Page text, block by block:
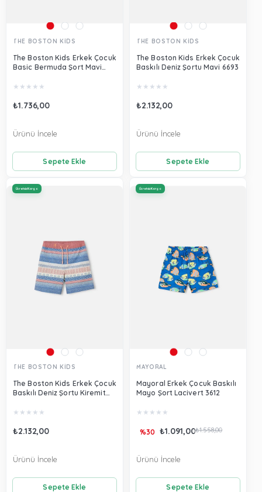
THE BOSTON KİDS
The Boston Kids Erkek Çocuk
Basic Bermuda Şort Mavi
★ ★ ★ ★ ★
₺1.736,00
Sepete Ekle
Ürünü İncele
THE BOSTON KİDS
The Boston Kids Erkek Çocuk
Baskılı Deniz Şortu Mavi 6693
★ ★ ★ ★ ★
₺2.132,00
Sepete Ekle
Ürünü İncele
THE BOSTON KİDS
The Boston Kids Erkek Çocuk
Baskılı Deniz Şortu Kiremit
★ ★ ★ ★ ★
₺2.132,00
Sepete Ekle
Ürünü İncele
Ücretsiz Kargo
MAYORAL
Mayoral Erkek Çocuk Baskılı
Mayo Şort Lacivert 3612
★ ★ ★ ★ ★
₺1.091,00₺1.558,00
%30
Sepete Ekle
Ürünü İncele
Ücretsiz Kargo